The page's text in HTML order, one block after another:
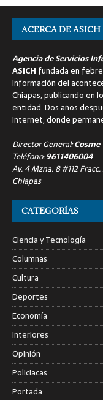
ACERCA DE ASICH
Agencia de Servicios
ASICH fundada en
información del
Chiapas, publicando en
entidad. Dos años
internet, donde
Director General:Cosme
Teléfono:9611406004
Av. 4 Mzna. 8 #112
Chiapas
CATEGORÍAS
Ciencia y Tecnología
Columnas
Cultura
Deportes
Economía
Interiores
Opinión
Policiacas
Portada